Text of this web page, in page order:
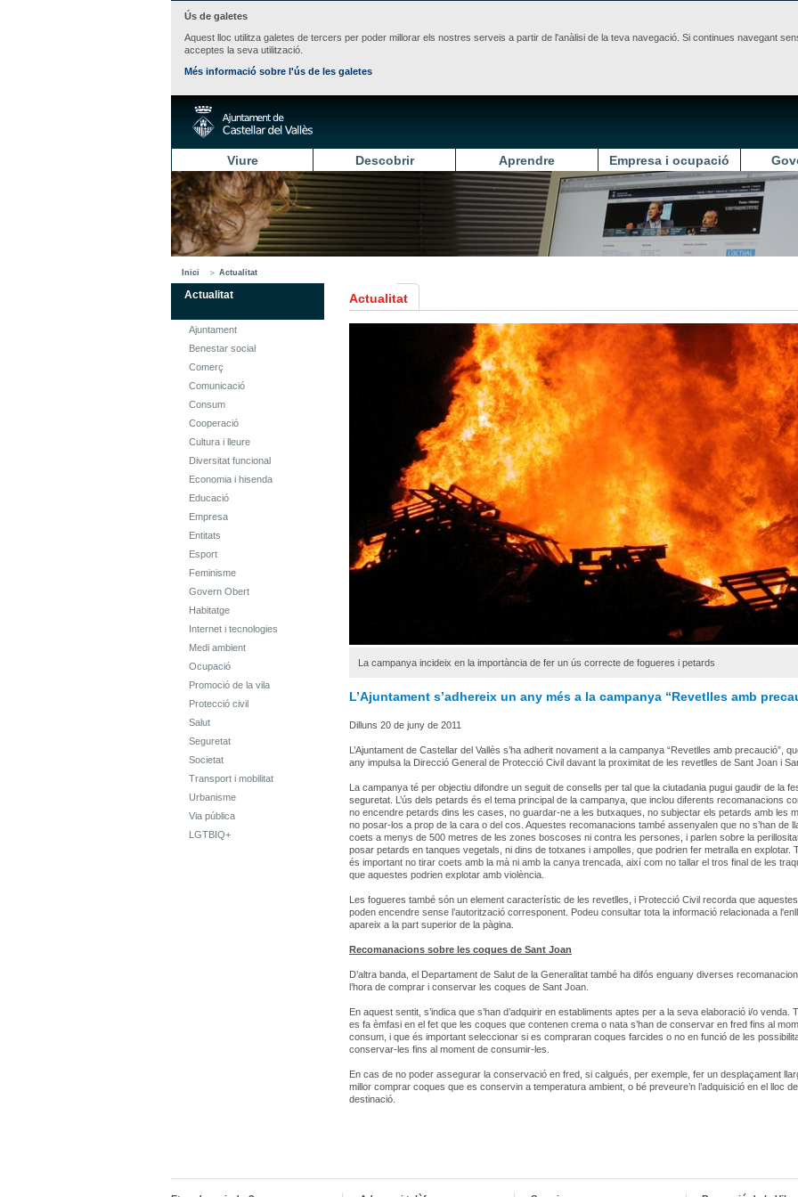
Ús de galetes
Aquest lloc utilitza galetes de tercers per poder millorar els nostres serveis a partir de l'anàlisi de la teva navegació. Si continues navegant
acceptes la seva utilització.
Més informació sobre l'ús de les galetes
Viure Descobrir Aprendre Empresa i ocupació
Inici Actualitat
Actualitat
Ajuntament
Benestar social
Comerç
Comunicació
Consum
Cooperació
Cultura i lleure
Diversitat funcional
Economia i hisenda
Educació
Empresa
Entitats
Esport
Feminisme
Govern Obert
Habitatge
Internet i tecnologies
Medi ambient
Ocupació
Promoció de la vila
Protecció civil
Salut
Seguretat
Societat
Transport i mobilitat
Urbanisme
Via pública
LGTBIQ+
Actualitat
La campanya incideix en la importància de fer un ús correcte de fogueres i petards
L’Ajuntament s’adhereix un any més a la campanya “Revetlles amb
Dilluns 20 de juny de 2011
L’Ajuntament de Castellar del Vallès s’ha adherit novament a la campanya “Revetlles amb precaució”,
any impulsa la Direcció General de Protecció Civil davant la proximitat de les revetlles de Sant Joan i
La campanya té per objectiu difondre un seguit de consells per tal que la ciutadania pugui gaudir de la
seguretat. L’ús dels petards és el tema principal de la campanya, que inclou diferents recomanacions
no encendre petards dins les cases, no guardar-ne a les butxaques, no subjectar els petards amb les
no posar-los a prop de la cara o del cos. Aquestes recomanacions també assenyalen que no s’han de
coets a menys de 500 metres de les zones boscoses ni contra les persones, i parlen sobre la
posar petards en tanques vegetals, ni dins de totxanes i ampolles, que podrien fer metralla en explotar.
és important no tirar coets amb la mà ni amb la canya trencada, així com no tallar el tros final de les
que aquestes podrien explotar amb violència.
Les fogueres també són un element característic de les revetlles, i Protecció Civil recorda que
poden encendre sense l’autorització corresponent. Podeu consultar tota la informació relacionada a
apareix a la part superior de la pàgina.
Recomanacions sobre les coques de Sant Joan
D’altra banda, el Departament de Salut de la Generalitat també ha difós enguany diverses
l’hora de comprar i conservar les coques de Sant Joan.
En aquest sentit, s’indica que s’han d’adquirir en establiments aptes per a la seva elaboració i/o venda.
es fa èmfasi en el fet que les coques que contenen crema o nata s’han de conservar en fred fins al
consum, i que és important seleccionar si es compraran coques farcides o no en funció de les
conservar-les fins al moment de consumir-les.
En cas de no poder assegurar la conservació en fred, si calgués, per exemple, fer un desplaçament
millor comprar coques que es conservin a temperatura ambient, o bé preveure’n l’adquisició en el lloc de
destinació.